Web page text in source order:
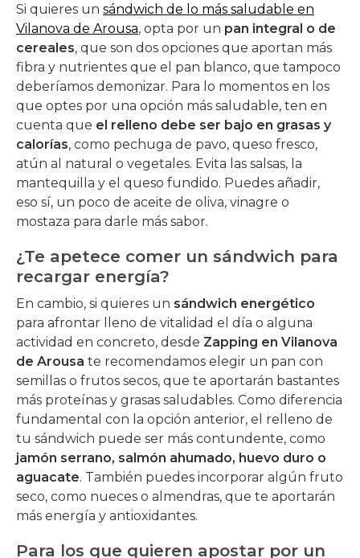
Si quieres un sándwich de lo más saludable en
Vilanova de Arousa, opta por un pan integral o de
cereales, que son dos opciones que aportan más
fibra y nutrientes que el pan blanco, que tampoco
deberíamos demonizar. Para lo momentos en los
que optes por una opción más saludable, ten en
cuenta que el relleno debe ser bajo en grasas y
calorías, como pechuga de pavo, queso fresco,
atún al natural o vegetales. Evita las salsas, la
mantequilla y el queso fundido. Puedes añadir,
eso sí, un poco de aceite de oliva, vinagre o
mostaza para darle más sabor.
¿Te apetece comer un sándwich para
recargar energía?
En cambio, si quieres un sándwich energético
para afrontar lleno de vitalidad el día o alguna
actividad en concreto, desde Zapping en Vilanova
de Arousa te recomendamos elegir un pan con
semillas o frutos secos, que te aportarán bastantes
más proteínas y grasas saludables. Como diferencia
fundamental con la opción anterior, el relleno de
tu sándwich puede ser más contundente, como
jamón serrano, salmón ahumado, huevo duro o
aguacate. También puedes incorporar algún fruto
seco, como nueces o almendras, que te aportarán
más energía y antioxidantes.
Para los que quieren apostar por un